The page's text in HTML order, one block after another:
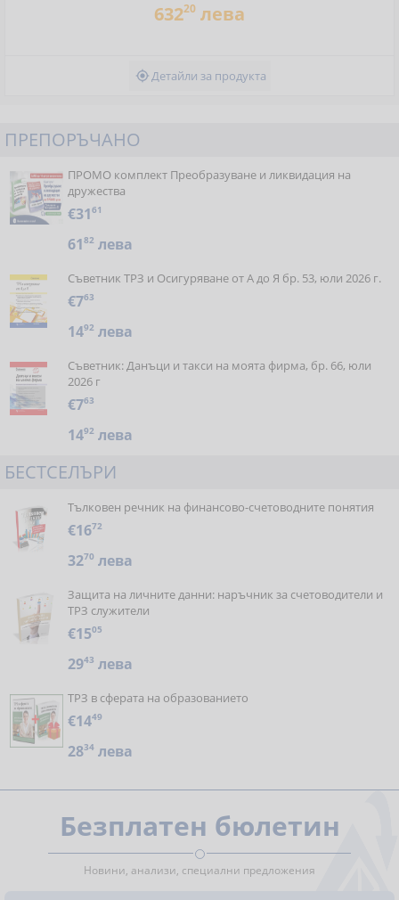
63220 лева
Детайли за продукта
ПРЕПОРЪЧАНО
ПРОМО комплект Преобразуване и ликвидация на
дружества
€3161
6182 лева
Съветник ТРЗ и Осигуряване от А до Я бр. 53, юли 2026 г.
€763
1492 лева
Съветник: Данъци и такси на моята фирма, бр. 66, юли
2026 г
€763
1492 лева
БЕСТСЕЛЪРИ
Тълковен речник на финансово-счетоводните понятия
€1672
3270 лева
Защита на личните данни: наръчник за счетоводители и
ТРЗ служители
€1505
2943 лева
ТРЗ в сферата на образованието
€1449
2834 лева
Безплатен бюлетин
Новини, анализи, специални предложения